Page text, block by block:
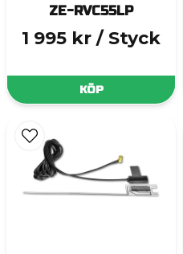
ZE-RVC55LP
1 995 kr / Styck
KÖP